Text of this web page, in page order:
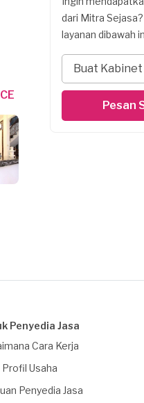
dari Mitra
layanan dibawah
Buat
Pesan
Penyedia Jasa
Cara Kerja
Usaha
Penyedia Jasa